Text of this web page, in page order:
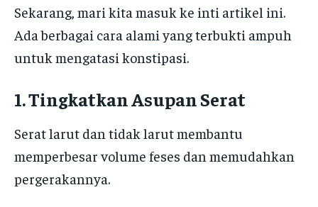
Sekarang, mari kita masuk ke inti artikel ini.
Ada berbagai cara alami yang terbukti ampuh
untuk mengatasi konstipasi.
1. Tingkatkan Asupan Serat
Serat larut dan tidak larut membantu
memperbesar volume feses dan memudahkan
pergerakannya.